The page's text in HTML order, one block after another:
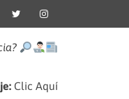
Clic Aquí